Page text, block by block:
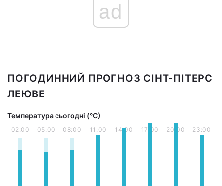
ad
ПОГОДИННИЙ ПРОГНОЗ СІНТ-ПІТЕРС
ЛЕЮВЕ
Температура сьогодні (°С)
02:00 05:00 08:00 11:00 14:00 17:00 20:00 23:00